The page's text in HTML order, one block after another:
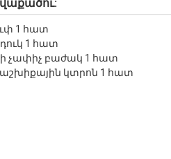
1 հատ
1 հատ
չափիչ բաժակ 1 հատ
կտրոն 1 հատ